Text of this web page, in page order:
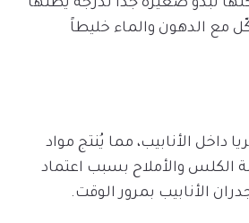
تبدو صغيرة جداً لدرجة يظنها
مع الدهون والماء خليطاً
الأنابيب، مما يُنتج مواد
الكلس والأملاح بسبب اعتماد
الأنابيب بمرور الوقت.